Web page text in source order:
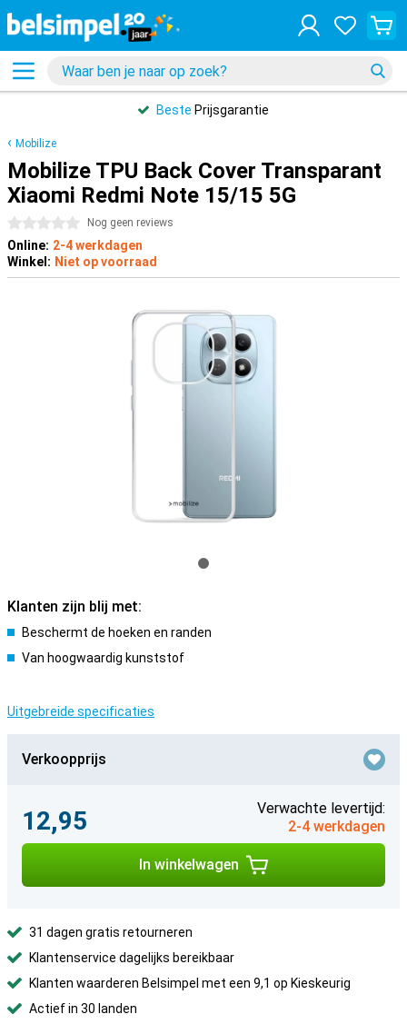
Beste Prijsgarantie
Mobilize
Mobilize TPU Back Cover Transparant
Xiaomi Redmi Note 15/15 5G
0 sterren Nog geen reviews
Online: 2-4 werkdagen
Winkel: Niet op voorraad
Klanten zijn blij met:
Beschermt de hoeken en randen
Van hoogwaardig kunststof
Uitgebreide specificaties
Verkoopprijs
12,95
Verwachte levertijd:
2-4 werkdagen
In winkelwagen
31 dagen gratis retourneren
Klantenservice dagelijks bereikbaar
Klanten waarderen Belsimpel met een 9,1 op Kieskeurig
Actief in 30 landen